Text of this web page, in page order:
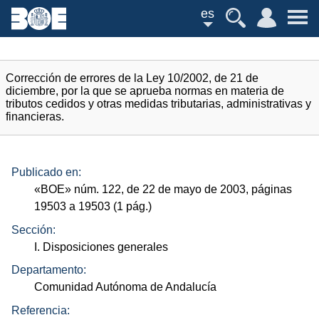
es
Corrección de errores de la Ley 10/2002, de 21 de
diciembre, por la que se aprueba normas en materia de
tributos cedidos y otras medidas tributarias, administrativas y
financieras.
Publicado en:
«BOE» núm. 122, de 22 de mayo de 2003, páginas
19503 a 19503 (1 pág.)
Sección:
I. Disposiciones generales
Departamento:
Comunidad Autónoma de Andalucía
Referencia: